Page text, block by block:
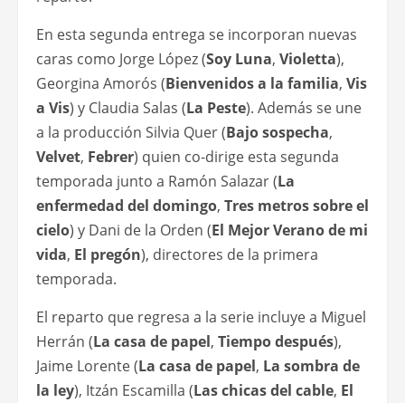
En esta segunda entrega se incorporan nuevas
caras como Jorge López (Soy Luna, Violetta),
Georgina Amorós (Bienvenidos a la familia, Vis
a Vis) y Claudia Salas (La Peste). Además se une
a la producción Silvia Quer (Bajo sospecha,
Velvet, Febrer) quien co-dirige esta segunda
temporada junto a Ramón Salazar (La
enfermedad del domingo, Tres metros sobre el
cielo) y Dani de la Orden (El Mejor Verano de mi
vida, El pregón), directores de la primera
temporada.
El reparto que regresa a la serie incluye a Miguel
Herrán (La casa de papel, Tiempo después),
Jaime Lorente (La casa de papel, La sombra de
la ley), Itzán Escamilla (Las chicas del cable, El